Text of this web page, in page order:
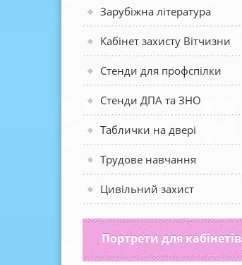
Зарубіжна література
Кабінет захисту Вітчизни
Стенди для профспілки
Стенди ДПА та ЗНО
Таблички на двері
Трудове навчання
Цивільний захист
Портрети для кабінетів